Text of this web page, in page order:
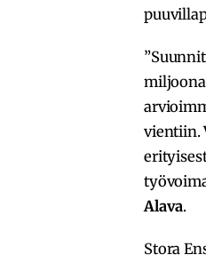
vientiin.
Alava.
Stora